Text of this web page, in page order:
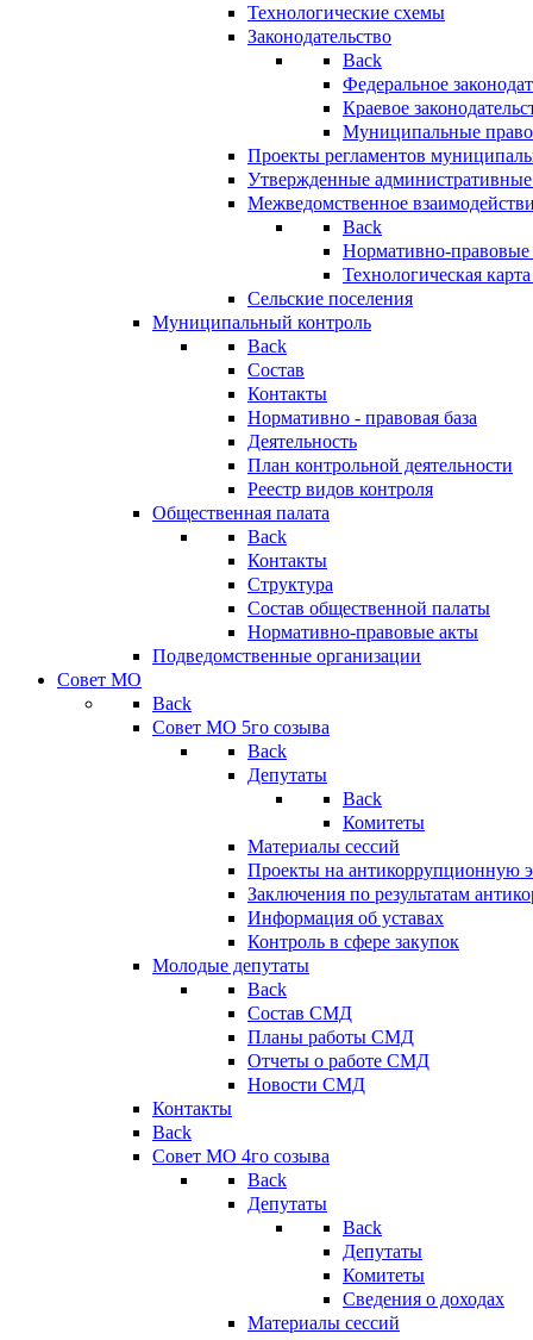
Технологические схемы
Законодательство
Back
Федеральное
Краевое
Муниципальные
Проекты регламентов
Утвержденные
Межведомственное
Back
Нормативно-правовые
Технологическая
Сельские поселения
Муниципальный контроль
Back
Состав
Контакты
Нормативно - правовая база
Деятельность
План контрольной деятельности
Реестр видов контроля
Общественная палата
Back
Контакты
Структура
Состав общественной палаты
Нормативно-правовые акты
Подведомственные организации
Совет МО
Back
Совет МО 5го созыва
Back
Депутаты
Back
Комитеты
Материалы сессий
Проекты на антикоррупционную
Заключения по результатам
Информация об уставах
Контроль в сфере закупок
Молодые депутаты
Back
Состав СМД
Планы работы СМД
Отчеты о работе СМД
Новости СМД
Контакты
Back
Совет МО 4го созыва
Back
Депутаты
Back
Депутаты
Комитеты
Сведения о доходах
Материалы сессий